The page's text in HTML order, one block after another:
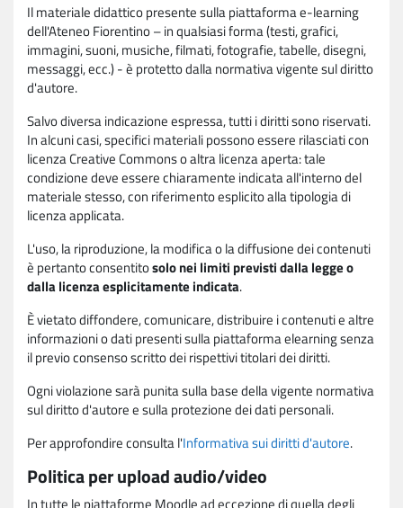
Il materiale didattico presente sulla piattaforma e-learning
dell'Ateneo Fiorentino – in qualsiasi forma (testi, grafici,
immagini, suoni, musiche, filmati, fotografie, tabelle, disegni,
messaggi, ecc.) - è protetto dalla normativa vigente sul diritto
d'autore.
Salvo diversa indicazione espressa, tutti i diritti sono riservati.
In alcuni casi, specifici materiali possono essere rilasciati con
licenza Creative Commons o altra licenza aperta: tale
condizione deve essere chiaramente indicata all'interno del
materiale stesso, con riferimento esplicito alla tipologia di
licenza applicata.
L'uso, la riproduzione, la modifica o la diffusione dei contenuti
è pertanto consentitosolo nei limiti previsti dalla legge o
dalla licenza esplicitamente indicata.
È vietato diffondere, comunicare, distribuire i contenuti e altre
informazioni o dati presenti sulla piattaforma elearning senza
il previo consenso scritto dei rispettivi titolari dei diritti.
Ogni violazione sarà punita sulla base della vigente normativa
sul diritto d'autore e sulla protezione dei dati personali.
Per approfondire consulta l'Informativa sui diritti d'autore.
Politica per upload audio/video
In tutte le piattaforme Moodle ad eccezione di quella degli